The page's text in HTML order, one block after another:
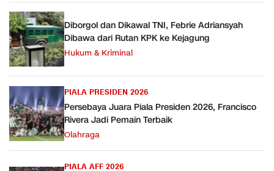
Diborgol dan Dikawal TNI, Febrie Adriansyah
Dibawa dari Rutan KPK ke Kejagung
Hukum & Kriminal
PIALA PRESIDEN 2026
Persebaya Juara Piala Presiden 2026, Francisco
Rivera Jadi Pemain Terbaik
Olahraga
PIALA AFF 2026